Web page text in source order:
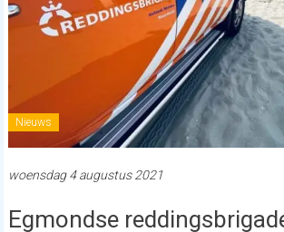
Nieuws
woensdag 4 augustus 2021
Egmondse